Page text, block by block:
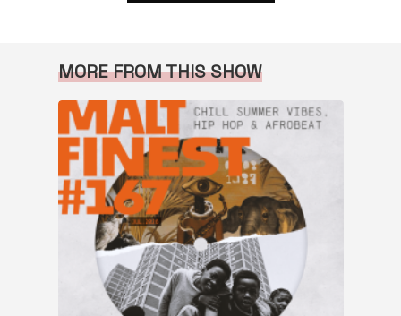
MORE FROM THIS SHOW